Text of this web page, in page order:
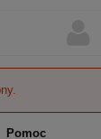
Pomoc